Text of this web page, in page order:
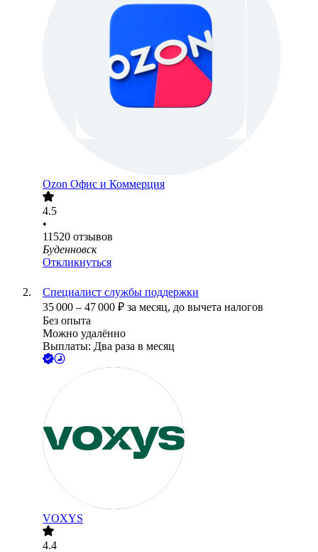
Ozon Офис и Коммерция
4.5
•
11520 отзывов
Буденновск
Откликнуться
Специалист службы поддержки
35 000 – 47 000 ₽ за месяц, до вычета налогов
Без опыта
Можно удалённо
Выплаты: Два раза в месяц
VOXYS
4.4